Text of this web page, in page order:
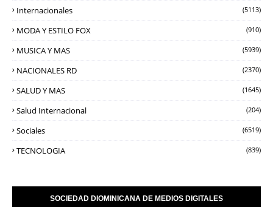
Internacionales (5113)
MODA Y ESTILO FOX (910)
MUSICA Y MAS (5939)
NACIONALES RD (2370)
SALUD Y MAS (1645)
Salud Internacional (204)
Sociales (6519)
TECNOLOGIA (839)
SOCIEDAD DIOMINICANA DE MEDIOS DIGITALES